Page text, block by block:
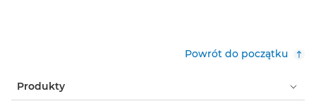
Powrót do początku
Produkty